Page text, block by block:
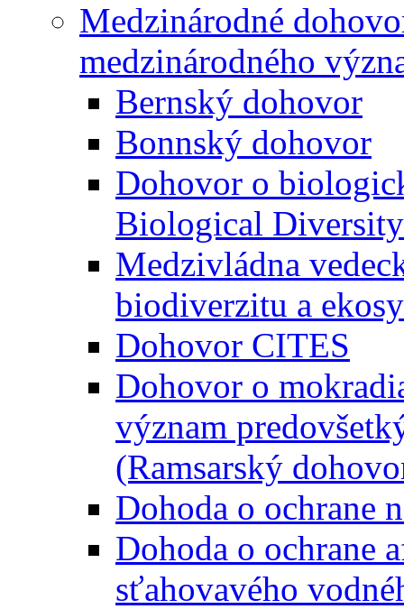
Medzinárodné
medzinárodného
Bernský dohovor
Bonnský dohovor
Dohovor o
Biological
Medzivládna
biodiverzitu a
Dohovor CITES
Dohovor o
význam
(Ramsarský
Dohoda o ochrane
Dohoda o ochrane
sťahovavého